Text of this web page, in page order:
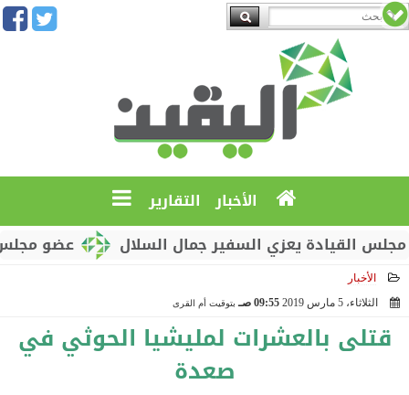
الأخبار التقارير
عضو مجلس
يعزي السفير جمال السلال
الأخبار
الثلاثاء، 5 مارس 2019
09:55 صـ بتوقيت أم القرى
قتلى بالعشرات لمليشيا الحوثي في
صعدة